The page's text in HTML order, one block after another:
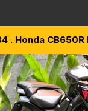
. Honda